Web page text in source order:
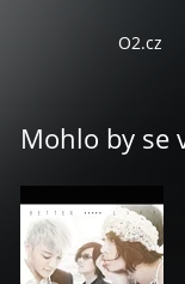
O2.cz
Mohlo by se